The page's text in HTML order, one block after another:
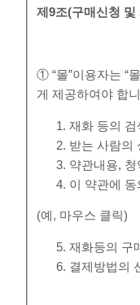
제9조(구매신청 및
① “몰”이용자는 “
게 제공하여야 합
재화 등의 검
받는 사람의
약관내용,
이 약관에
(예, 마우스 클릭)
재화등의 구
결제방법의